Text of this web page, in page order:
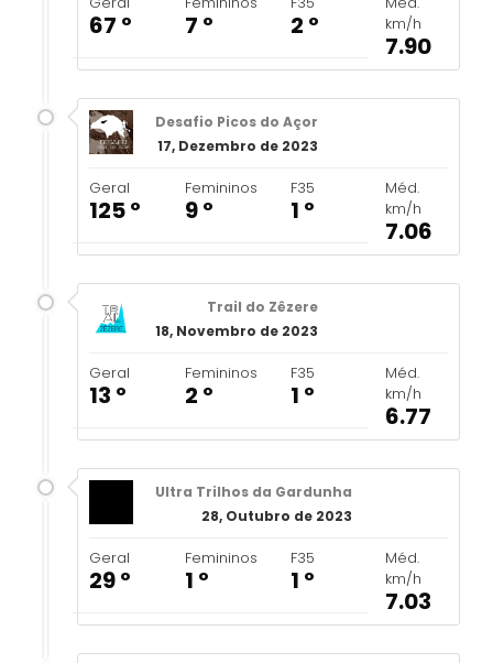
67 º 7 º 2 º
km/h
7.90
Desafio Picos do Açor
17, Dezembro de 2023
Geral
125 º
Femininos
9 º
F35
1 º
Méd.
km/h
7.06
Trail do Zêzere
18, Novembro de 2023
Geral
13 º
Femininos
2 º
F35
1 º
Méd.
km/h
6.77
Ultra Trilhos da Gardunha
28, Outubro de 2023
Geral
29 º
Femininos
1 º
F35
1 º
Méd.
km/h
7.03